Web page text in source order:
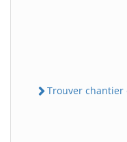
Trouver chantier